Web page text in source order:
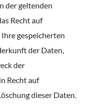
der geltenden
Recht auf
gespeicherten
der Daten,
der
Recht auf
dieser Daten.